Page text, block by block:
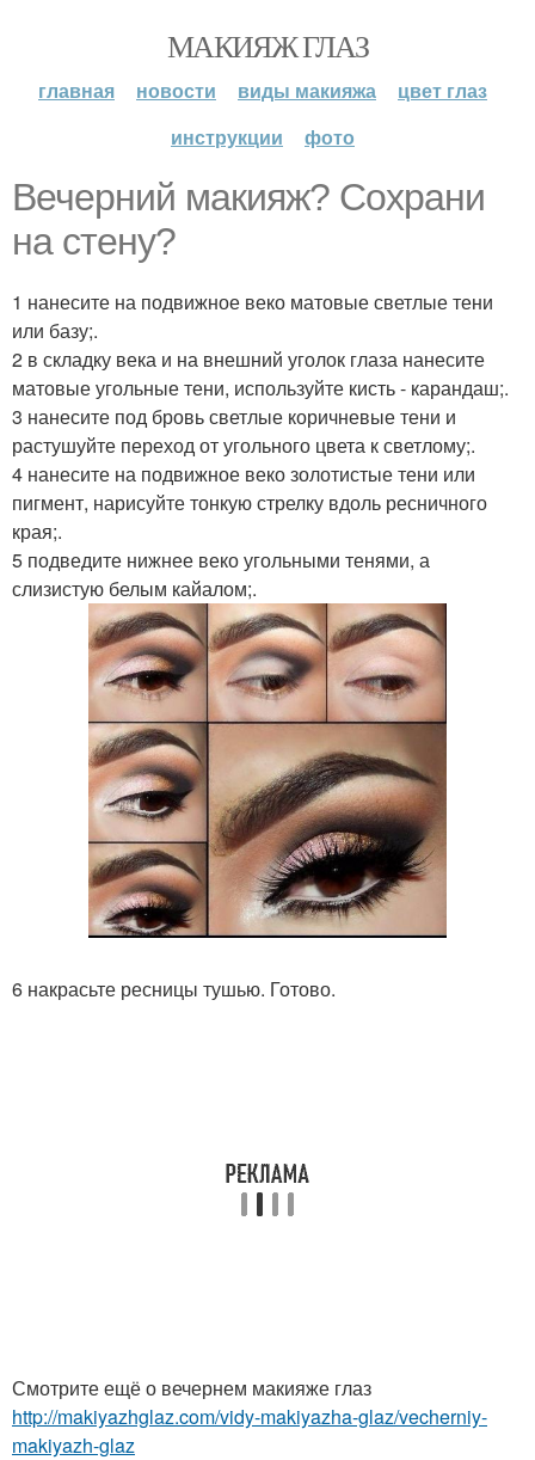
МАКИЯЖ ГЛАЗ
главная новости виды макияжа
цвет глаз
инструкции
фото
Вечерний макияж? Сохрани
на стену?
1 нанесите на подвижное веко матовые светлые тени
или базу;.
2 в складку века и на внешний уголок глаза нанесите
матовые угольные тени, используйте кисть - карандаш;.
3 нанесите под бровь светлые коричневые тени и
растушуйте переход от угольного цвета к светлому;.
4 нанесите на подвижное веко золотистые тени или
пигмент, нарисуйте тонкую стрелку вдоль ресничного
края;.
5 подведите нижнее веко угольными тенями, а
слизистую белым кайалом;.
6 накрасьте ресницы тушью. Готово.
Смотрите ещё о вечернем макияже глаз
http://makiyazhglaz.com/vidy-makiyazha-glaz/vecherniy-
makiyazh-glaz